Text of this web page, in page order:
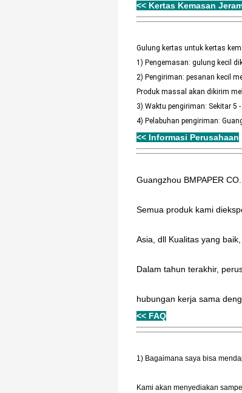
<< Kertas Kemasan
Gulung kertas untuk kertas
1) Pengemasan: gulung kecil
2) Pengiriman: pesanan kecil
Produk massal akan dikirim
3) Waktu pengiriman: Sekitar 5
4) Pelabuhan pengiriman:
<< Informasi Perusahaan
Guangzhou BMPAPER
Semua produk kami
Asia, dll Kualitas yang
Dalam tahun terakhir,
hubungan kerja sama
<< FAQ
1) Bagaimana saya bisa
Kami akan menyediakan